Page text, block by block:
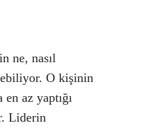
ne, nasıl
O kişinin
en az yaptığı
Liderin